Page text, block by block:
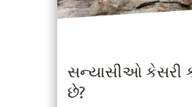
સન્યાસીઓ કેસરી
છે?